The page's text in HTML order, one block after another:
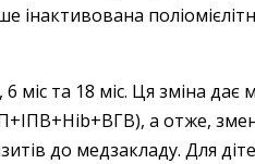
інактивована
міс та 18 міс. Ця зміна дає
а отже,
до медзакладу. Для